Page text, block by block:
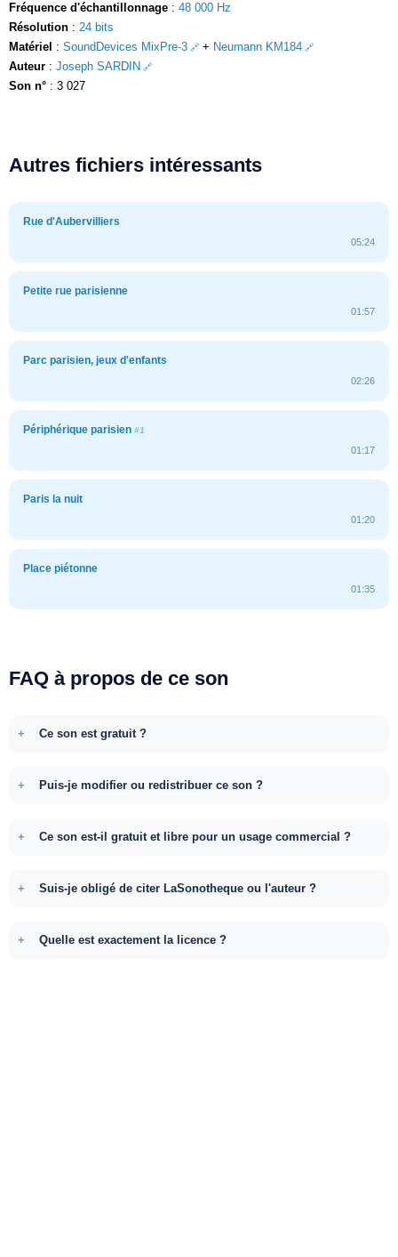
Fréquence d'échantillonnage : 48 000 Hz
Résolution : 24 bits
Matériel : SoundDevices MixPre-3 + Neumann KM184
Auteur : Joseph SARDIN
Son n° : 3 027
Autres fichiers intéressants
Rue d'Aubervilliers
05:24
Petite rue parisienne
01:57
Parc parisien, jeux d'enfants
02:26
Périphérique parisien #1
01:17
Paris la nuit
01:20
Place piétonne
01:35
FAQ à propos de ce son
Ce son est gratuit ?
Puis-je modifier ou redistribuer ce son ?
Ce son est-il gratuit et libre pour un usage commercial ?
Suis-je obligé de citer LaSonotheque ou l'auteur ?
Quelle est exactement la licence ?